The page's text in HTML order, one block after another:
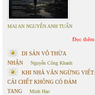
MAI AN NGUYỄN ANH TUẤN
Đọc thêm
DI SẢN VÔ THỪA
NHẬN
Nguyễn Công Khanh
KHI NHÀ VĂN NGỪNG VIẾT:
CÁI CHẾT KHÔNG CÓ ĐÁM
TANG
Minh Hạo